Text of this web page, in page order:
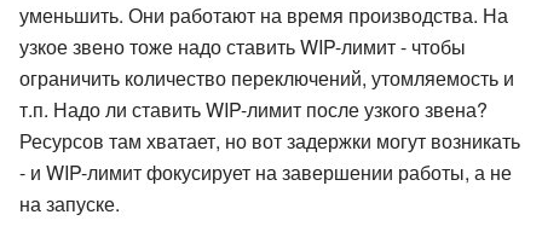
уменьшить. Они работают на время производства. На
узкое звено тоже надо ставить WIP-лимит - чтобы
ограничить количество переключений, утомляемость и
т.п. Надо ли ставить WIP-лимит после узкого звена?
Ресурсов там хватает, но вот задержки могут возникать
- и WIP-лимит фокусирует на завершении работы, а не
на запуске.